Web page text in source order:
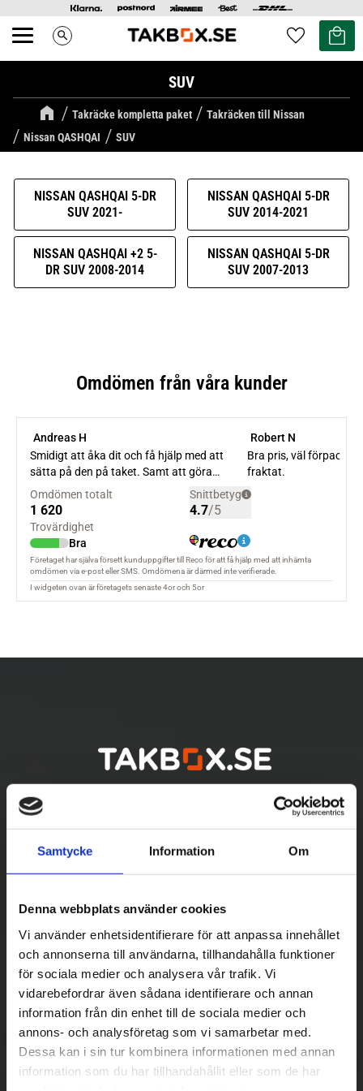
Samtycke Information Om
Denna webbplats använder cookies
Vi använder enhetsidentifierare för att anpassa innehållet
och annonserna till användarna, tillhandahålla funktioner
för sociala medier och analysera vår trafik. Vi
vidarebefordrar även sådana identifierare och annan
information från din enhet till de sociala medier och
annons- och analysföretag som vi samarbetar med.
Dessa kan i sin tur kombinera informationen med annan
information som du har tillhandahållit eller som de har
Meny search Favoriter
Kundvagn
SUV
Takräcke kompletta paket
Takräcken till Nissan
Nissan QASHQAI
SUV
NISSAN QASHQAI 5-DR
SUV 2021-
NISSAN QASHQAI 5-DR
SUV 2014-2021
NISSAN QASHQAI +2 5-
DR SUV 2008-2014
NISSAN QASHQAI 5-DR
SUV 2007-2013
Betala säkert
|| Välj ||
Snabba leveranser